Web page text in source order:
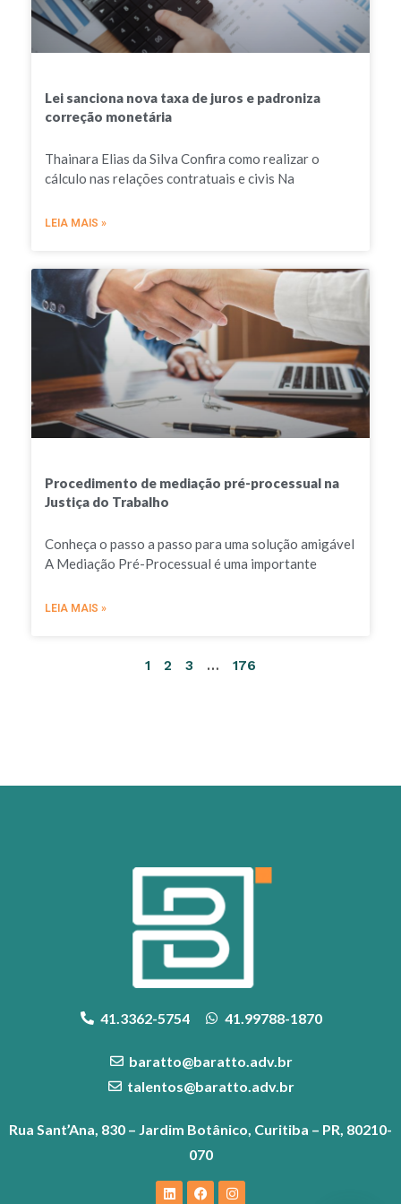
Lei sanciona nova taxa de juros e padroniza
correção monetária
Thainara Elias da Silva Confira como realizar o
cálculo nas relações contratuais e civis Na
LEIA MAIS »
Procedimento de mediação pré-processual na
Justiça do Trabalho
Conheça o passo a passo para uma solução amigável
A Mediação Pré-Processual é uma importante
LEIA MAIS »
1 2 3 … 176
41.3362-5754 41.99788-1870
baratto@baratto.adv.br
talentos@baratto.adv.br
Rua Sant’Ana, 830 – Jardim Botânico, Curitiba – PR, 80210-
070